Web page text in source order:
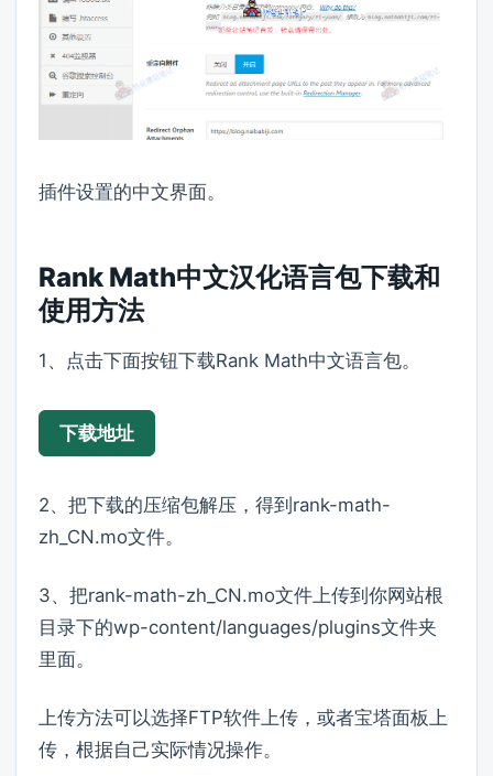
插件设置的中文界面。
Rank Math中文汉化语言包下载和
使用方法
1、点击下面按钮下载Rank Math中文语言包。
下载地址
2、把下载的压缩包解压，得到rank-math-
zh_CN.mo文件。
3、把rank-math-zh_CN.mo文件上传到你网站根
目录下的wp-content/languages/plugins文件夹
里面。
上传方法可以选择FTP软件上传，或者宝塔面板上
传，根据自己实际情况操作。